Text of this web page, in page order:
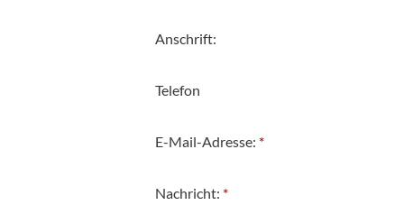
Anschrift:
Telefon
E-Mail-Adresse: *
Nachricht: *